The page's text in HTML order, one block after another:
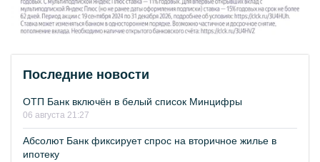
Последние новости
ОТП Банк включён в белый список Минцифры
06 августа 21:27
Абсолют Банк фиксирует спрос на вторичное жилье в
ипотеку